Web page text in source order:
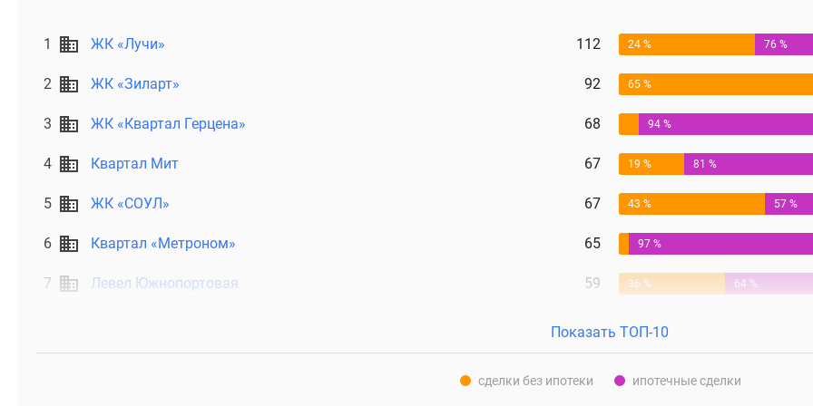
1 ЖК «Лучи» 112 24 % 76 %
2 ЖК «Зиларт» 92 65 %
3 ЖК «Квартал Герцена» 68 94 %
4 Квартал Мит 67 19 % 81 %
5 ЖК «СОУЛ» 67 43 % 57 %
6 Квартал «Метроном» 65 97 %
7 Левел Южнопортовая 59 36 % 64 %
Показать ТОП-10
сделки без ипотеки ипотечные сделки